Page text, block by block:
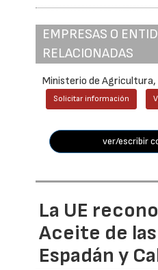
EMPRESAS O
RELACIONADAS
Ministerio de
Solicitar información
ver/escribir
La UE
Aceite de
Espadán y